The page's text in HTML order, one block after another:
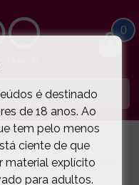
0
CONJUNTOS
- 3 PEÇAS( 11-222095412E )
é destinado
de 18 anos. Ao
tem pelo menos
ciente de que
material explícito
para adultos.